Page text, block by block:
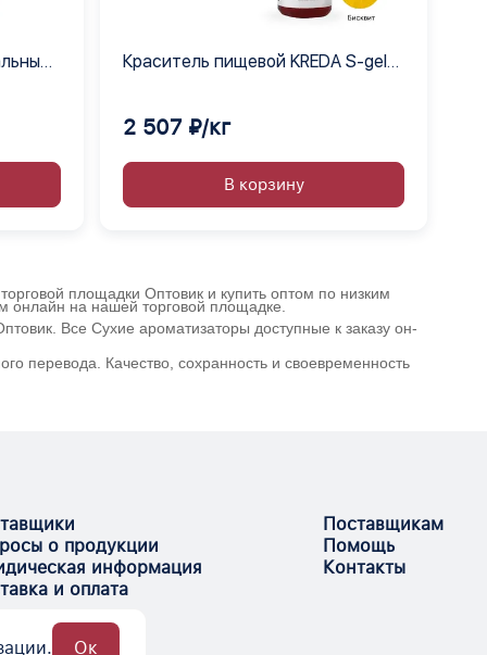
Краситель пищевой KREDA S-gel
2 507 ₽/кг
В корзину
площадки Оптовик и купить оптом по низким
онлайн на нашей торговой площадке.
Все Сухие ароматизаторы доступные к заказу он-
перевода. Качество, сохранность и своевременность
о продукции
информация
и оплата
Поставщикам
Помощь
Контакты
Ок